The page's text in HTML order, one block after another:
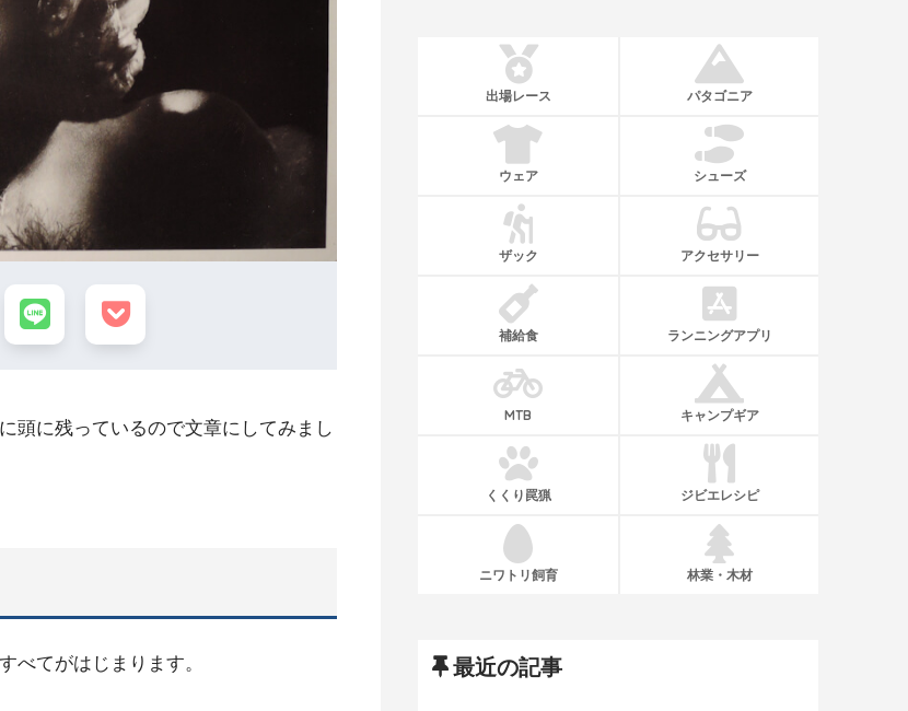
頭に残っているので文章にしてみまし
べてがはじまります。
出場レース パタゴニア
ウェア シューズ
ザック アクセサリー
補給食 ランニングアプリ
MTB キャンプギア
くくり罠猟 ジビエレシピ
ニワトリ飼育 林業・木材
最近の記事